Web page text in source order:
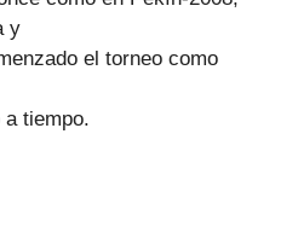
y
el torneo como
tiempo.